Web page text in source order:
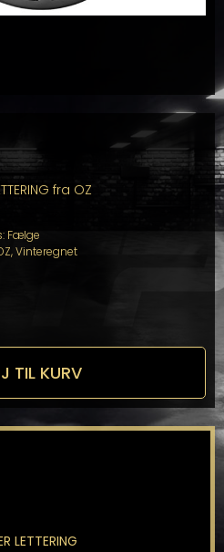
fra OZ
Fælge
,Vinteregnet
TIL KURV
LETTERING